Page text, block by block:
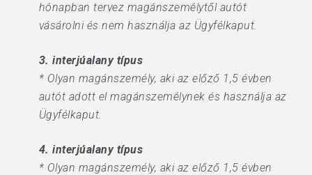
hónapban tervez magánszemélytől autót
vásárolni és nem használja az Ügyfélkaput.
3. interjúalany típus
* Olyan magánszemély, aki az előző 1,5 évben
autót adott el magánszemélynek és használja az
Ügyfélkaput.
4. interjúalany típus
* Olyan magánszemély, aki az előző 1,5 évben